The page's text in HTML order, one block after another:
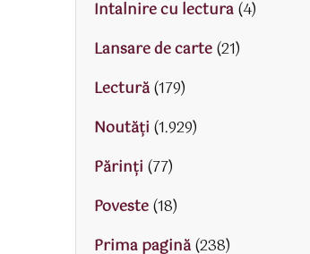
Intalnire cu lectura(4)
Lansare de carte(21)
Lectură(179)
Noutăți (1.929)
Părinţi (77)
Poveste(18)
Prima pagină(238)